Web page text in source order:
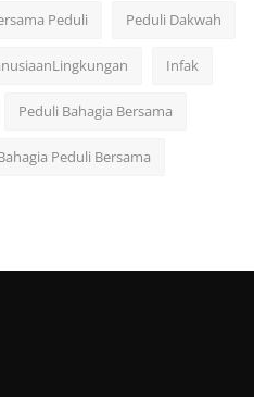
Peduli Peduli Dakwah
Infak
Peduli Bahagia Bersama
Peduli Bersama